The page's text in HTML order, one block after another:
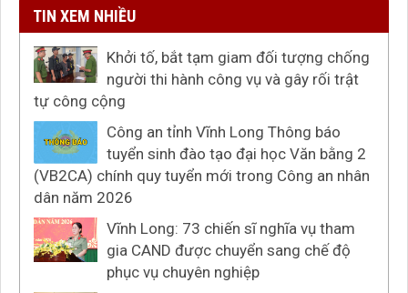
TIN XEM NHIỀU
Khởi tố, bắt tạm giam đối tượng chống
người thi hành công vụ và gây rối trật
tự công cộng
Công an tỉnh Vĩnh Long Thông báo
tuyển sinh đào tạo đại học Văn bằng 2
(VB2CA) chính quy tuyển mới trong Công an nhân
dân năm 2026
Vĩnh Long: 73 chiến sĩ nghĩa vụ tham
gia CAND được chuyển sang chế độ
phục vụ chuyên nghiệp